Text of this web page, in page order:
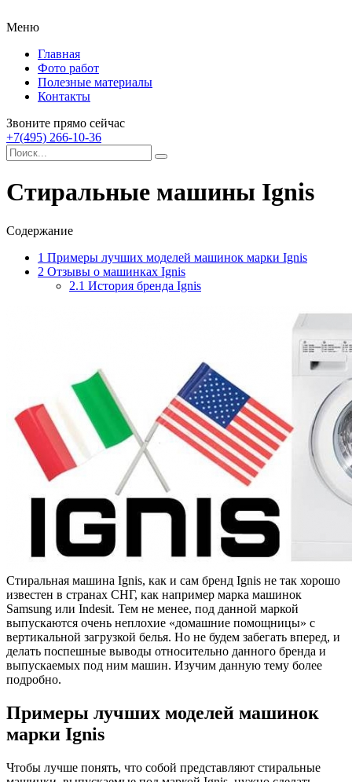
Меню
Главная
Фото работ
Полезные материалы
Контакты
Звоните прямо сейчас
+7(495) 266-10-36
Стиральные машины Ignis
Содержание
1 Примеры лучших моделей машинок марки Ignis
2 Отзывы о машинках Ignis
2.1 История бренда Ignis
Стиральная машина Ignis, как и сам бренд Ignis не так хорошо
известен в странах СНГ, как например марка машинок
Samsung или Indesit. Тем не менее, под данной маркой
выпускаются очень неплохие «домашние помощницы» с
вертикальной загрузкой белья. Но не будем забегать вперед, и
делать поспешные выводы относительно данного бренда и
выпускаемых под ним машин. Изучим данную тему более
подробно.
Примеры лучших моделей машинок
марки Ignis
Чтобы лучше понять, что собой представляют стиральные